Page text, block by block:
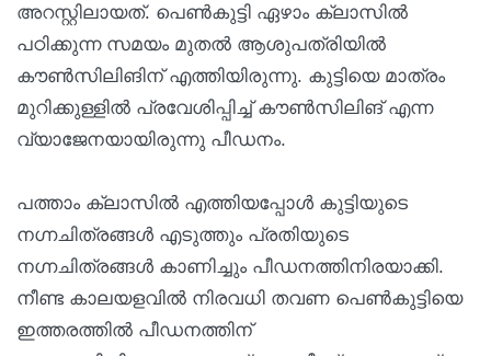
അറസ്റ്റിലായത്. പെൺകുട്ടി ഏഴാം ക്ലാസിൽ
പഠിക്കുന്ന സമയം മുതൽ ആശുപത്രിയിൽ
കൗൺസിലിങിന് എത്തിയിരുന്നു. കുട്ടിയെ മാത്രം
മുറിക്കുള്ളിൽ പ്രവേശിപ്പിച്ച് കൗൺസിലിങ് എന്ന
വ്യാജേനയായിരുന്നു പീഡനം.
പത്താം ക്ലാസിൽ എത്തിയപ്പോൾ കുട്ടിയുടെ
നഗ്നചിത്രങ്ങൾ എടുത്തും പ്രതിയുടെ
നഗ്നചിത്രങ്ങൾ കാണിച്ചും പീഡനത്തിനിരയാക്കി.
നീണ്ട കാലയളവിൽ നിരവധി തവണ പെൺകുട്ടിയെ
ഇത്തരത്തിൽ പീഡനത്തിന്